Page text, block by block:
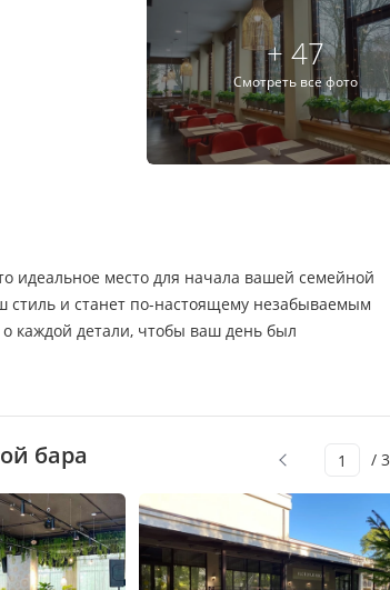
+ 47
Смотреть все фото
идеальное место для начала вашей семейной
стиль и станет по-настоящему незабываемым
каждой детали, чтобы ваш день был
бара 1 / 3